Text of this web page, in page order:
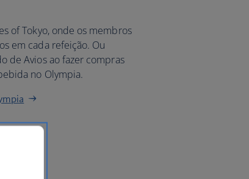
of Tokyo, onde os membros
em cada refeição. Ou
de Avios ao fazer compras
no Olympia.